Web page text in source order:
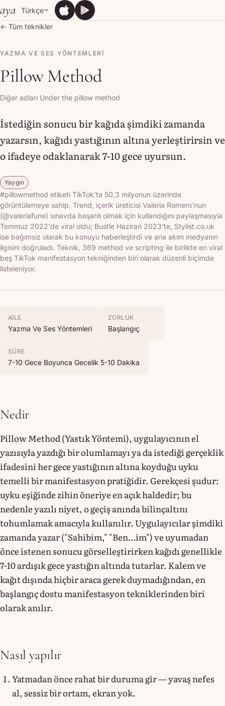
Skip to content
aya Türkçe App Store
App StoreGoogle Play
Google Play
← Tüm teknikler
YAZMA VE SES YÖNTEMLERI
Pillow Method
Diğer adları Under the pillow method
İstediğin sonucu bir kağıda şimdiki zamanda
yazarsın, kağıdı yastığının altına yerleştirirsin ve
o ifadeye odaklanarak 7-10 gece uyursun.
Yaygın
#pillowmethod etiketi TikTok'ta 50,3 milyonun üzerinde
görüntülemeye sahip. Trend, içerik üreticisi Valeria Romero'nun
(@valeriafune) sınavda başarılı olmak için kullandığını paylaşmasıyla
Temmuz 2022'de viral oldu; Bustle Haziran 2023'te, Stylist.co.uk
ise bağımsız olarak bu konuyu haberleştirdi ve ana akım medyanın
ilgisini doğruladı. Teknik, 369 method ve scripting ile birlikte en viral
beş TikTok manifestasyon tekniğinden biri olarak düzenli biçimde
listeleniyor.
AILE
Yazma Ve Ses Yöntemleri
ZORLUK
Başlangıç
SÜRE
7-10 Gece Boyunca Gecelik 5-10 Dakika
Nedir
Pillow Method (Yastık Yöntemi), uygulayıcının el
yazısıyla yazdığı bir olumlamayı ya da istediği gerçeklik
ifadesini her gece yastığının altına koyduğu uyku
temelli bir manifestasyon pratiğidir. Gerekçesi şudur:
uyku eşiğinde zihin öneriye en açık haldedir; bu
nedenle yazılı niyet, o geçiş anında bilinçaltını
tohumlamak amacıyla kullanılır. Uygulayıcılar şimdiki
zamanda yazar ("Sahibim," "Ben…im") ve uyumadan
önce istenen sonucu görselleştirirken kağıdı genellikle
7-10 ardışık gece yastığın altında tutarlar. Kalem ve
kağıt dışında hiçbir araca gerek duymadığından, en
başlangıç dostu manifestasyon tekniklerinden biri
olarak anılır.
Nasıl yapılır
Yatmadan önce rahat bir duruma gir — yavaş nefes
al, sessiz bir ortam, ekran yok.